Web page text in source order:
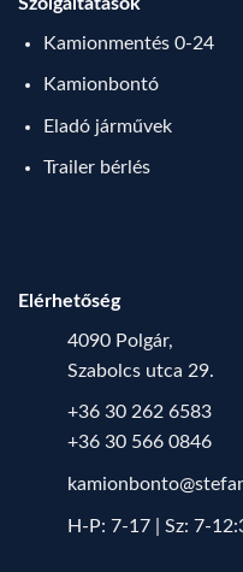
Kamionmentés 0-24
Kamionbontó
Eladó járművek
Trailer bérlés
Elérhetőség
4090 Polgár,
Szabolcs utca 29.
+36 30 262 6583
+36 30 566 0846
H-P: 7-17 | Sz: 7-